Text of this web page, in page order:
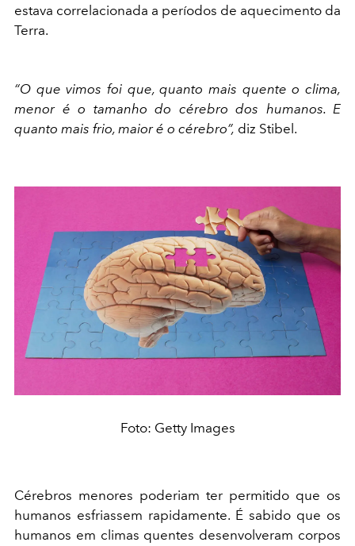
estava correlacionada a períodos de aquecimento da
Terra.
“O que vimos foi que, quanto mais quente o clima,
menor é o tamanho do cérebro dos humanos. E
quanto mais frio, maior é o cérebro”, diz Stibel.
Foto: Getty Images
Cérebros menores poderiam ter permitido que os
humanos esfriassem rapidamente. É sabido que os
humanos em climas quentes desenvolveram corpos